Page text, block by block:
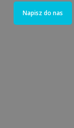
Napisz do nas